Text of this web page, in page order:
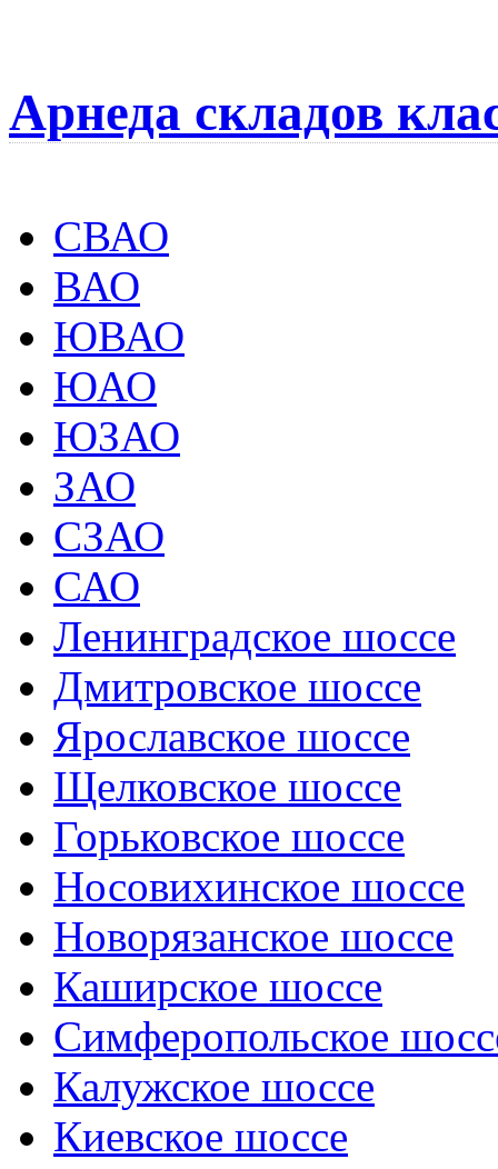
Арнеда складов
СВАО
ВАО
ЮВАО
ЮАО
ЮЗАО
ЗАО
СЗАО
САО
Ленинградское шоссе
Дмитровское шоссе
Ярославское шоссе
Щелковское шоссе
Горьковское шоссе
Носовихинское шоссе
Новорязанское шоссе
Каширское шоссе
Симферопольское
Калужское шоссе
Киевское шоссе